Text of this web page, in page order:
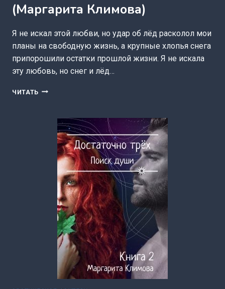
(Маргарита Климова)
Я не искал этой любви, но удар об лёд расколол мои
планы на свободную жизнь, а крупные хлопья снега
припорошили остатки прошлой жизни. Я не искала
эту любовь, но снег и лёд…
ЧИТАТЬ ПОЛЮБИ
КНИГА
(МАРГАРИТА
КЛИМОВА)